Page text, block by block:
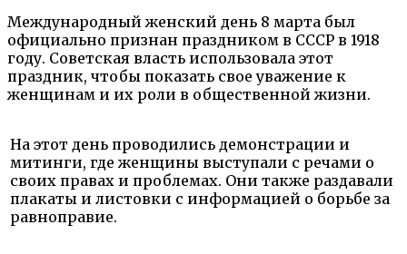
Международный женский день 8 марта был
официально признан праздником в СССР в 1918
году. Советская власть использовала этот
праздник, чтобы показать свое уважение к
женщинам и их роли в общественной жизни.
На этот день проводились демонстрации и
митинги, где женщины выступали с речами о
своих правах и проблемах. Они также раздавали
плакаты и листовки с информацией о борьбе за
равноправие.